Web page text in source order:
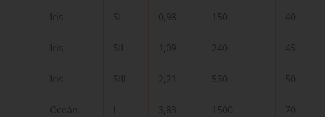
Iris SI 0,98 150 40
Iris SII 1,09 240 45
Iris SIII 2,21 530 50
Oceán 3,83 1500 70